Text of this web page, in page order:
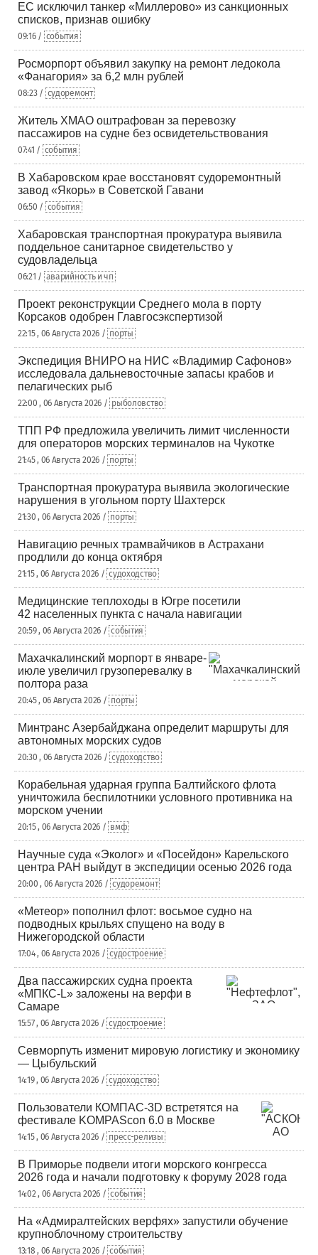
ЕС исключил танкер «Миллерово» из санкционных
списков, признав ошибку
09:16 / события
Росморпорт объявил закупку на ремонт ледокола
«Фанагория» за 6,2 млн рублей
08:23 / судоремонт
Житель ХМАО оштрафован за перевозку
пассажиров на судне без освидетельствования
07:41 / события
В Хабаровском крае восстановят судоремонтный
завод «Якорь» в Советской Гавани
06:50 / события
Хабаровская транспортная прокуратура выявила
поддельное санитарное свидетельство у
судовладельца
06:21 / аварийность и чп
Проект реконструкции Среднего мола в порту
Корсаков одобрен Главгосэкспертизой
22:15 , 06 Августа 2026 / порты
Экспедиция ВНИРО на НИС «Владимир Сафонов»
исследовала дальневосточные запасы крабов и
пелагических рыб
22:00 , 06 Августа 2026 / рыболовство
ТПП РФ предложила увеличить лимит численности
для операторов морских терминалов на Чукотке
21:45 , 06 Августа 2026 / порты
Транспортная прокуратура выявила экологические
нарушения в угольном порту Шахтерск
21:30 , 06 Августа 2026 / порты
Навигацию речных трамвайчиков в Астрахани
продлили до конца октября
21:15 , 06 Августа 2026 / судоходство
Медицинские теплоходы в Югре посетили
42 населенных пункта с начала навигации
20:59 , 06 Августа 2026 / события
Махачкалинский морпорт в январе-
июле увеличил грузоперевалку в
полтора раза
20:45 , 06 Августа 2026 / порты
Минтранс Азербайджана определит маршруты для
автономных морских судов
20:30 , 06 Августа 2026 / судоходство
Корабельная ударная группа Балтийского флота
уничтожила беспилотники условного противника на
морском учении
20:15 , 06 Августа 2026 / вмф
Научные суда «Эколог» и «Посейдон» Карельского
центра РАН выйдут в экспедиции осенью 2026 года
20:00 , 06 Августа 2026 / судоремонт
«Метеор» пополнил флот: восьмое судно на
подводных крыльях спущено на воду в
Нижегородской области
17:04 , 06 Августа 2026 / судостроение
Два пассажирских судна проекта
«МПКС-L» заложены на верфи в
Самаре
15:57 , 06 Августа 2026 / судостроение
Севморпуть изменит мировую логистику и экономику
— Цыбульский
14:19 , 06 Августа 2026 / судоходство
Пользователи КОМПАС-3D встретятся на
фестивале KOMPAScon 6.0 в Москве
14:15 , 06 Августа 2026 / пресс-релизы
В Приморье подвели итоги морского конгресса
2026 года и начали подготовку к форуму 2028 года
14:02 , 06 Августа 2026 / события
На «Адмиралтейских верфях» запустили обучение
крупноблочному строительству
13:18 , 06 Августа 2026 / события